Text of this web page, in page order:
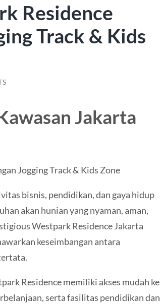
Residence
Track & Kids
Jakarta
Jogging Track & Kids Zone
bisnis, pendidikan, dan gaya hidup
akan hunian yang nyaman, aman,
Westpark Residence Jakarta
keseimbangan antara
Residence memiliki akses mudah ke
serta fasilitas pendidikan dan